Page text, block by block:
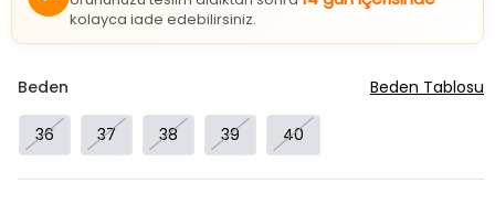
kolayca iade edebilirsiniz.
Beden
36 37 38 39 40
Beden Tablosu